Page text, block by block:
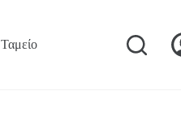
Ταμείο Ο Λογαριασμός